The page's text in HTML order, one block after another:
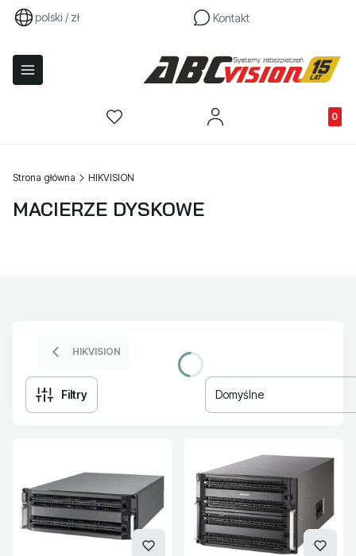
polski / zł Kontakt
Strona główna HIKVISION
MACIERZE DYSKOWE
HIKVISION
Filtry Domyślne